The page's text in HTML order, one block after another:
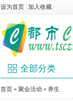
设为首页 加入收藏
全部分类
首页 » 聚会活动 » 养生